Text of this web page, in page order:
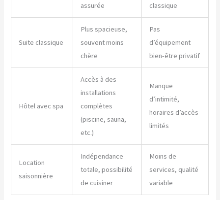
assurée
classique
Suite classique
Plus spacieuse,
souvent moins
chère
Pas
d’équipement
bien-être privatif
Hôtel avec spa
Accès à des
installations
complètes
(piscine, sauna,
etc.)
Manque
d’intimité,
horaires d’accès
limités
Location
saisonnière
Indépendance
totale, possibilité
de cuisiner
Moins de
services, qualité
variable